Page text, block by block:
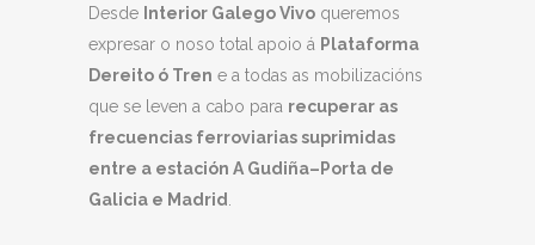
Desde Interior Galego Vivo queremos
expresar o noso total apoio á Plataforma
Dereito ó Tren e a todas as mobilizacións
que se leven a cabo para recuperar as
frecuencias ferroviarias suprimidas
entre a estación A Gudiña–Porta de
Galicia e Madrid